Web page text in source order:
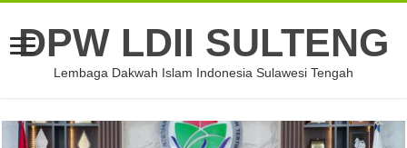
DPW LDII SULTENG
Lembaga Dakwah Islam Indonesia Sulawesi Tengah